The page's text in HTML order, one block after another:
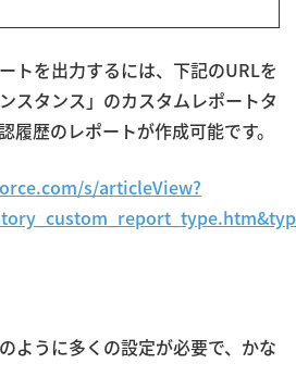
トを出力するには、下記のURLを
スタンス」のカスタムレポートタ
履歴のレポートが作成可能です。
s/articleView?
ように多くの設定が必要で、かな